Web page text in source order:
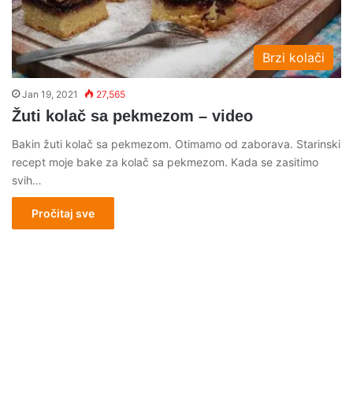
Brzi kolači
Jan 19, 2021 27,565
Žuti kolač sa pekmezom – video
Bakin žuti kolač sa pekmezom. Otimamo od zaborava. Starinski
recept moje bake za kolač sa pekmezom. Kada se zasitimo
svih…
Pročitaj sve